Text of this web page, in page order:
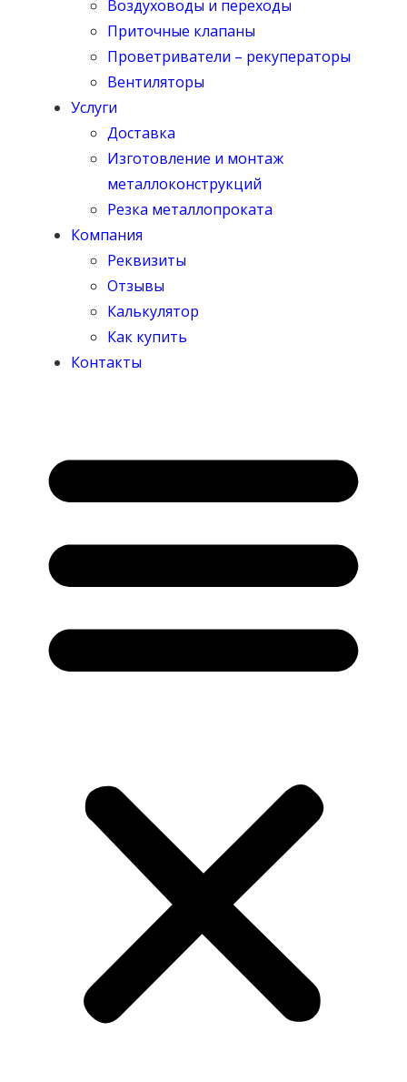
Воздуховоды и переходы
Приточные клапаны
Проветриватели – рекуператоры
Вентиляторы
Услуги
Доставка
Изготовление и монтаж
металлоконструкций
Резка металлопроката
Компания
Реквизиты
Отзывы
Калькулятор
Как купить
Контакты